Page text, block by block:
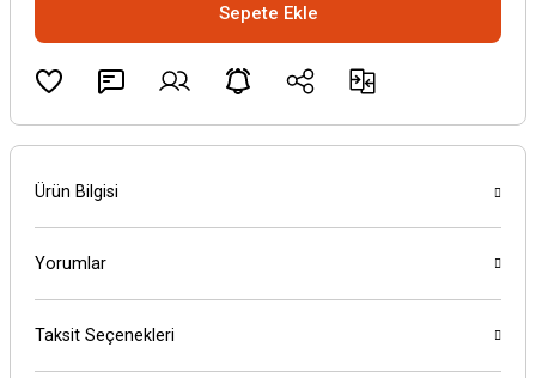
Sepete Ekle
Ürün Bilgisi
Yorumlar
Taksit Seçenekleri